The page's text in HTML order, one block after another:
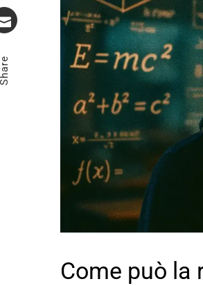
Stumbleupon
Come può la